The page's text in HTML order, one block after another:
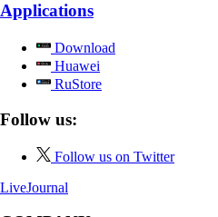
Applications
Download
Huawei
RuStore
Follow us:
Follow us on Twitter
LiveJournal